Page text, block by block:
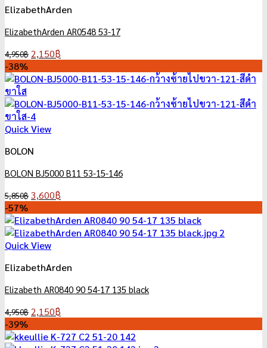
ElizabethArden
ElizabethArden AR0548 53-17
4,950฿ Original
was:
2,150฿
is:
-38%
Quick View
BOLON
BOLON BJ5000 B11 53-15-146
5,850฿ Original
was:
5,850฿.
3,600฿
is:
3,600฿.
-57%
Quick View
ElizabethArden
Elizabeth AR0840 90 54-17 135 black
4,950฿ Original
was:
2,150฿
is:
-39%